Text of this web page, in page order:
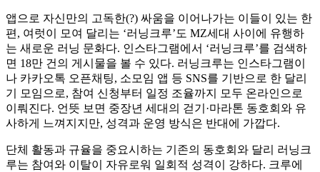
앱으로 자신만의 고독한(?) 싸움을 이어나가는 이들이 있는 한
편, 여럿이 모여 달리는 ‘러닝크루’도 MZ세대 사이에 유행하
는 새로운 러닝 문화다. 인스타그램에서 ‘러닝크루’를 검색하
면 18만 건의 게시물을 볼 수 있다. 러닝크루는 인스타그램이
나 카카오톡 오픈채팅, 소모임 앱 등 SNS를 기반으로 한 달리
기 모임으로, 참여 신청부터 일정 조율까지 모두 온라인으로
이뤄진다. 언뜻 보면 중장년 세대의 걷기·마라톤 동호회와 유
사하게 느껴지지만, 성격과 운영 방식은 반대에 가깝다.
단체 활동과 규율을 중요시하는 기존의 동호회와 달리 러닝크
루는 참여와 이탈이 자유로워 일회적 성격이 강하다. 크루에